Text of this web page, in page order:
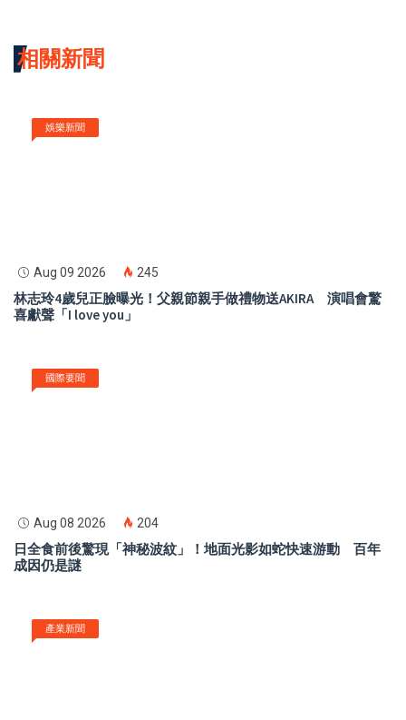
相關新聞
娛樂新聞
Aug 09 2026 245
林志玲4歲兒正臉曝光！父親節親手做禮物送AKIRA 演唱會驚
喜獻聲「I love you」
國際要聞
Aug 08 2026 204
日全食前後驚現「神秘波紋」！地面光影如蛇快速游動 百年
成因仍是謎
產業新聞